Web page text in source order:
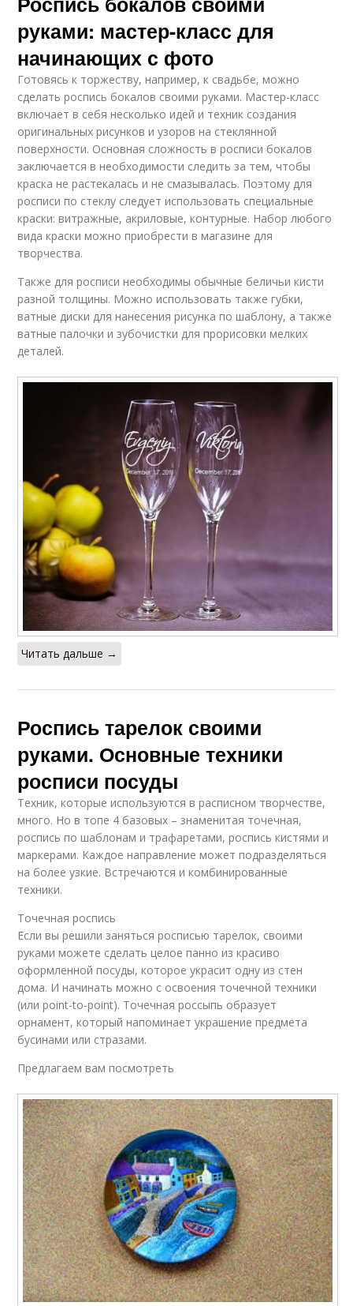
руками: мастер-класс для
начинающих с фото
Готовясь к торжеству, например, к свадьбе, можно
сделать роспись бокалов своими руками. Мастер-класс
включает в себя несколько идей и техник создания
оригинальных рисунков и узоров на стеклянной
поверхности. Основная сложность в росписи бокалов
заключается в необходимости следить за тем, чтобы
краска не растекалась и не смазывалась. Поэтому для
росписи по стеклу следует использовать специальные
краски: витражные, акриловые, контурные. Набор любого
вида краски можно приобрести в магазине для
творчества.
Также для росписи необходимы обычные беличьи кисти
разной толщины. Можно использовать также губки,
ватные диски для нанесения рисунка по шаблону, а также
ватные палочки и зубочистки для прорисовки мелких
деталей.
Читать дальше →
Роспись тарелок своими
руками. Основные техники
росписи посуды
Техник, которые используются в расписном творчестве,
много. Но в топе 4 базовых – знаменитая точечная,
роспись по шаблонам и трафаретами, роспись кистями и
маркерами. Каждое направление может подразделяться
на более узкие. Встречаются и комбинированные
техники.
Точечная роспись
Если вы решили заняться росписью тарелок, своими
руками можете сделать целое панно из красиво
оформленной посуды, которое украсит одну из стен
дома. И начинать можно с освоения точечной техники
(или point-to-point). Точечная россыпь образует
орнамент, который напоминает украшение предмета
бусинами или стразами.
Предлагаем вам посмотреть